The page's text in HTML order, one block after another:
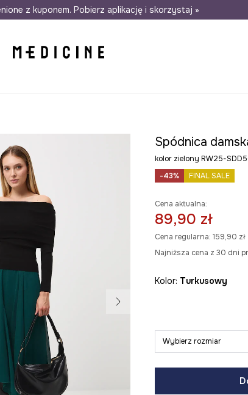
Darmowa dostawa do salonów 30 dni na zwrot
z kuponem. Pobierz aplikację i skorzystaj »
Spódnica
kolor zielony RW25-
-43%
FINAL SALE
Cena aktualna:
89,90 zł
Cena regularna: 159,90 zł
Najniższa cena z 30 dni
Kolor: turkusowy
Wybierz rozmiar